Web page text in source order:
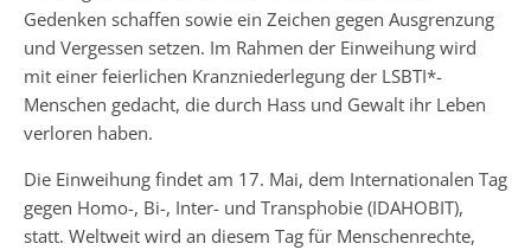
Gedenken schaffen sowie ein Zeichen gegen Ausgrenzung
und Vergessen setzen. Im Rahmen der Einweihung wird
mit einer feierlichen Kranzniederlegung der LSBTI*-
Menschen gedacht, die durch Hass und Gewalt ihr Leben
verloren haben.
Die Einweihung findet am 17. Mai, dem Internationalen Tag
gegen Homo-, Bi-, Inter- und Transphobie (IDAHOBIT),
statt. Weltweit wird an diesem Tag für Menschenrechte,